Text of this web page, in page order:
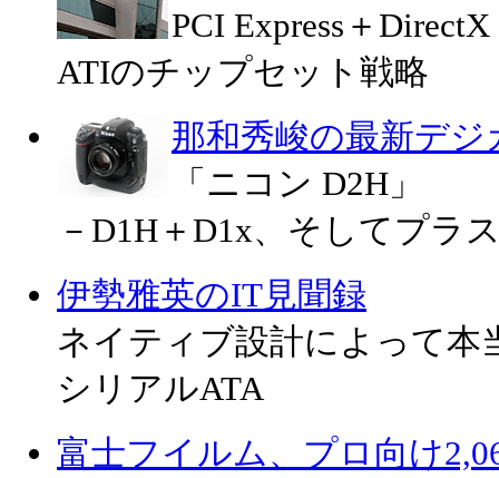
PCI Express＋
ATIのチップセット戦略
那和秀峻の最新デ
「ニコン D2H」
－D1H＋D1x、そしてプラ
伊勢雅英のIT見聞録
ネイティブ設計によって本
シリアルATA
富士フイルム、プロ向け